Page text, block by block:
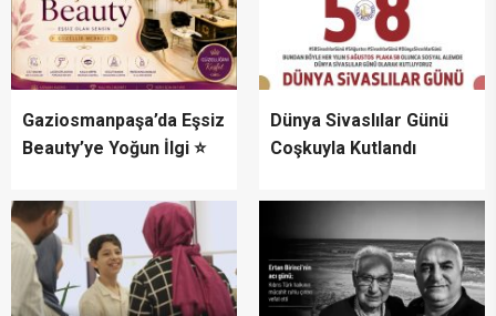
Gaziosmanpaşa’da Eşsiz
Beauty’ye Yoğun İlgi ⭐
Dünya Sivaslılar Günü
Coşkuyla Kutlandı